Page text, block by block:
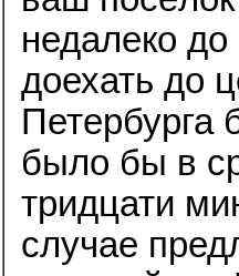
недалеко
доехать до
Петербурга
было бы в
тридцати
случае